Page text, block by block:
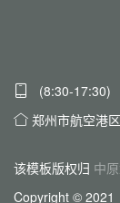
(8:30-17:30)
郑州市航空港
该模板版权归 中
Copyright © 2021